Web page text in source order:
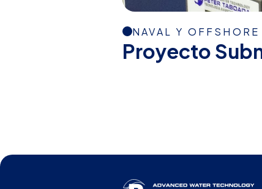
NAVAL Y OFFSHORE
Proyecto